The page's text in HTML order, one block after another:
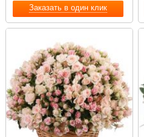
Заказать в один клик